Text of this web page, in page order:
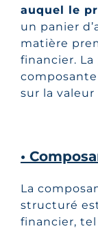
auquel le
un panier
matière
financier.
sur la
•
La
structuré
financier,